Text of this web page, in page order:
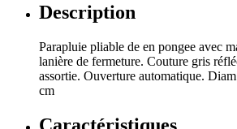
Description
Parapluie pliable de en pongee avec
lanière de fermeture. Couture gris
assortie. Ouverture automatique.
cm
Caractéristiques